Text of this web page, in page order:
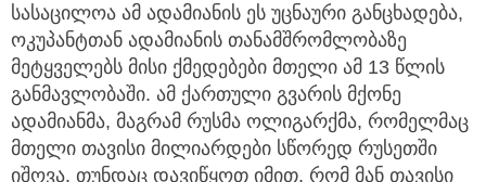
სასაცილოა ამ ადამიანის ეს უცნაური განცხადება,
ოკუპანტთან ადამიანის თანამშრომლობაზე
მეტყველებს მისი ქმედებები მთელი ამ 13 წლის
განმავლობაში. ამ ქართული გვარის მქონე
ადამიანმა, მაგრამ რუსმა ოლიგარქმა, რომელმაც
მთელი თავისი მილიარდები სწორედ რუსეთში
იშოვა. თუნდაც დავიწყოთ იმით, რომ მან თავისი